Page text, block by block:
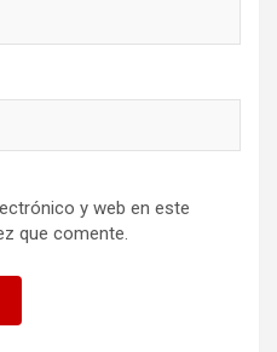
y web en este
que comente.